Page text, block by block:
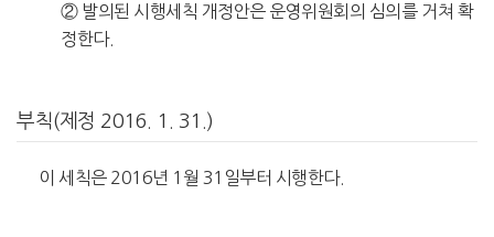
② 발의된 시행세칙 개정안은 운영위원회의 심의를 거쳐 확
정한다.
부칙(제정 2016. 1. 31.)
이 세칙은 2016년 1월 31일부터 시행한다.